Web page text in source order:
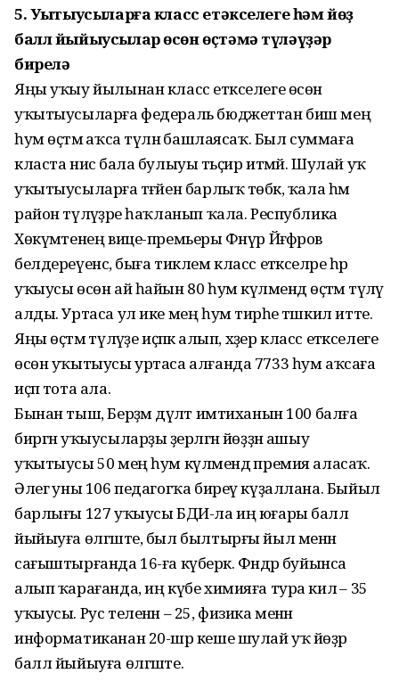
5. Уҡытыусыларға класс етәкселеге һәм йөҙ
балл йыйыусылар өсөн өҫтәмә түләүҙәр
бирелә
Яңы уҡыу йылынан класс етәкселеге өсөн
уҡытыусыларға федераль бюджеттан биш мең
һум өҫтәмә аҡса түләнә башлаясаҡ. Был суммаға
класта нисә бала булыуы тәьҫир итмәй. Шулай уҡ
уҡытыусыларға тәғәйен барлыҡ төбәк, ҡала һәм
район түләүҙәре һаҡланып ҡала. Республика
Хөкүмәтенең вице-премьеры Фәнүр Йәғәфәров
белдереүенсә, быға тиклем класс етәкселәре һәр
уҡыусы өсөн ай һайын 80 һум күләмендә өҫтәмә түләү
алды. Уртаса ул ике мең һум тирәһе тәшкил итте.
Яңы өҫтәмә түләүҙе иҫәпкә алып, хәҙер класс етәкселеге
өсөн уҡытыусы уртаса алғанда 7733 һум аҡсаға
иҫәп тота ала.
Бынан тыш, Берҙәм дәүләт имтиханын 100 балға
биргән уҡыусыларҙы әҙерләгән йөҙҙән ашыу
уҡытыусы 50 мең һум күләмендә премия аласаҡ.
Әлегә уны 106 педагогҡа биреү күҙаллана. Быйыл
барлығы 127 уҡыусы БДИ-ла иң юғары балл
йыйыуға өлгәште, был былтырғы йыл менән
сағыштырғанда 16-ға күберәк. Фәндәр буйынса
алып ҡарағанда, иң күбе химияға тура килә – 35
уҡыусы. Рус теленән – 25, физика менән
информатиканан 20-шәр кеше шулай уҡ йөҙәр
балл йыйыуға өлгәште.